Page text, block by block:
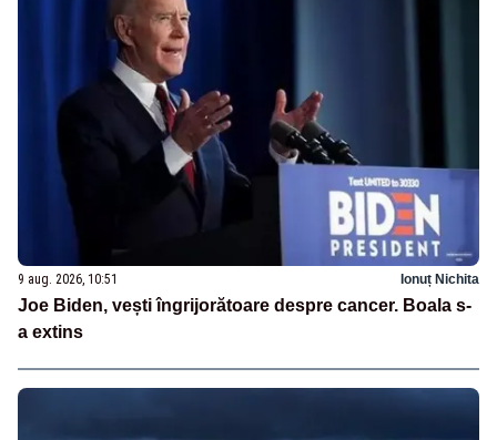
9 aug. 2026, 10:51 Ionuț Nichita
Joe Biden, vești îngrijorătoare despre cancer. Boala s-
a extins